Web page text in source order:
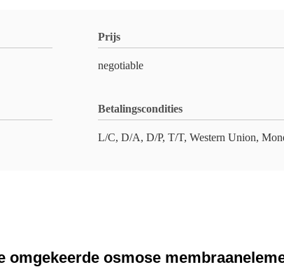
Prijs
negotiable
Betalingscondities
L/C, D/A, D/P, T/T, Western Union,
omgekeerde osmose